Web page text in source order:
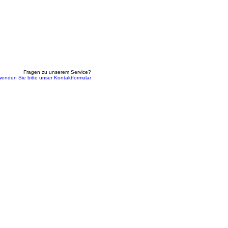
Fragen zu unserem Service?
Sie bitte unser Kontaktformular